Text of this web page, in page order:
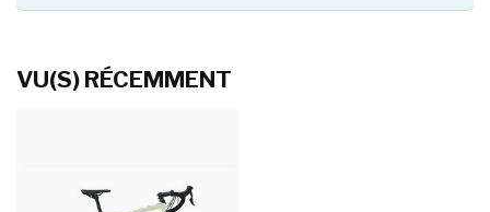
VU(S) RÉCEMMENT